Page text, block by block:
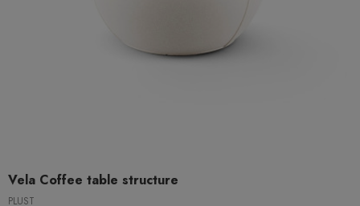
Vela Coffee table structure
PLUST